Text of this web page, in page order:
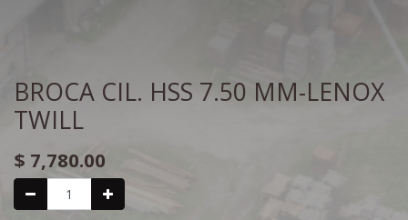
BROCA CIL. HSS 7.50 MM-LENOX
TWILL
$ 7,780.00